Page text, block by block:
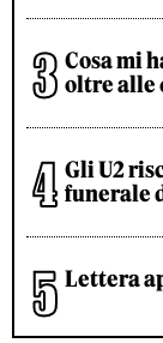
Cosa mi
oltre alle
Gli U2
funerale
Lettera